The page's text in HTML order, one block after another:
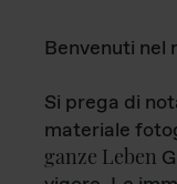
Benvenuti nel
Si prega di
materiale
ganze Leben